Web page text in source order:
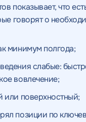
показывает, что
говорят о
минимум полгода;
слабые:
вовлечение;
или поверхностный;
позиции по